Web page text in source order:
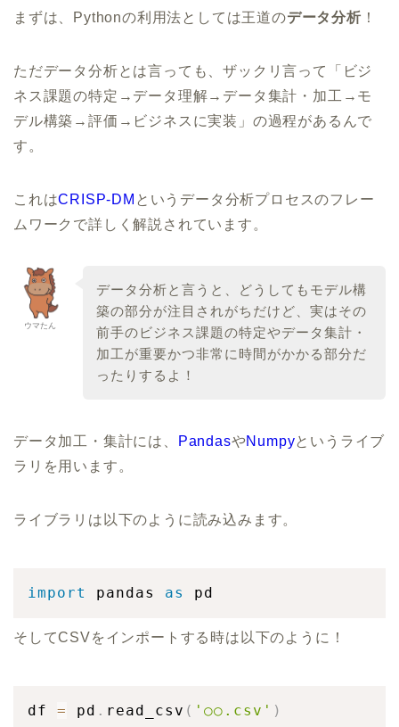
まずは、Pythonの利用法としては王道のデータ分析 ！
ただデータ分析とは言っても、ザックリ言って「ビジ
ネス課題の特定→データ理解→データ集計・加工→モ
デル構築→評価→ビジネスに実装」の過程があるんで
す。
これはCRISP-DM というデータ分析プロセスのフレー
ムワークで詳しく解説されています。
ウマたん
データ分析と言うと、どうしてもモデル構
築の部分が注目されがちだけど、実はその
前手のビジネス課題の特定やデータ集計・
加工が重要かつ非常に時間がかかる部分だ
ったりするよ！
データ加工・集計には、 PandasやNumpyというライブ
ラリを用います。
ライブラリは以下のように読み込みます。
import pandas as pd
そしてCSVをインポートする時は以下のように！
df = pd . read_csv ( '○○.csv' )